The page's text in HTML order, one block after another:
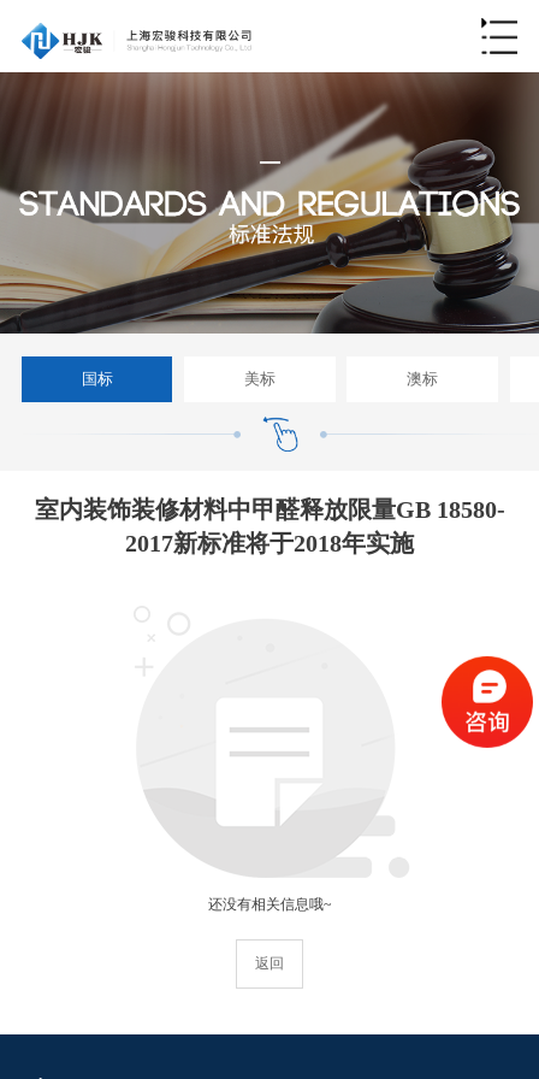
国标 美标 澳标
室内装饰装修材料中甲醛释放限量GB 18580-
2017新标准将于2018年实施
还没有相关信息哦~
返回